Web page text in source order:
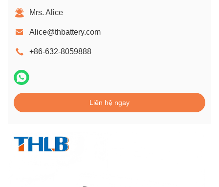
Mrs. Alice
Alice@thbattery.com
+86-632-8059888
Liên hệ ngay